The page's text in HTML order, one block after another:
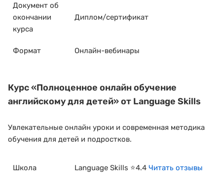
Документ об
окончании
курса
Диплом/сертификат
Формат Онлайн-вебинары
Курс«Полноценное онлайн обучение
английскому для детей»от Language Skills
Увлекательные онлайн уроки и современная методика
обучения для детей и подростков.
Школа Language Skills ⭐4.4 Читать отзывы